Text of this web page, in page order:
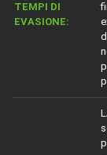
TEMPI DI
EVASIONE: